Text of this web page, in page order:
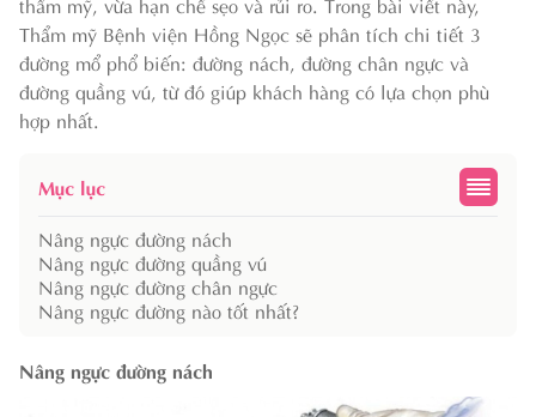
Thẩm mỹ Bệnh viện Hồng Ngọc sẽ phân tích chi tiết 3
đường mổ phổ biến: đường nách, đường chân ngực và
đường quầng vú, từ đó giúp khách hàng có lựa chọn phù
hợp nhất.
Mục lục
Nâng ngực đường nách
Nâng ngực đường quầng vú
Nâng ngực đường chân ngực
Nâng ngực đường nào tốt nhất?
Nâng ngực đường nách